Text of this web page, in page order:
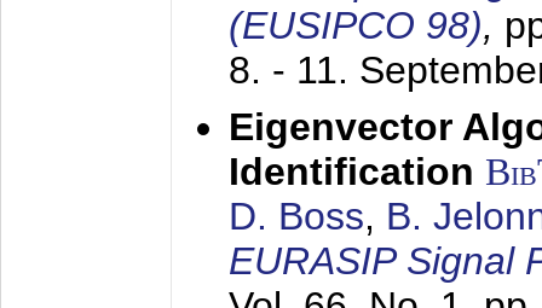
(EUSIPCO 98),
8. - 11.
Eigenvector
Identification
D. Boss, B.
EURASIP Signal